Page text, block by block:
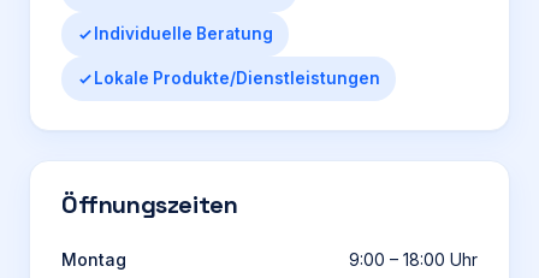
Individuelle Beratung
Lokale Produkte/Dienstleistungen
Öffnungszeiten
Montag 9:00 – 18:00 Uhr